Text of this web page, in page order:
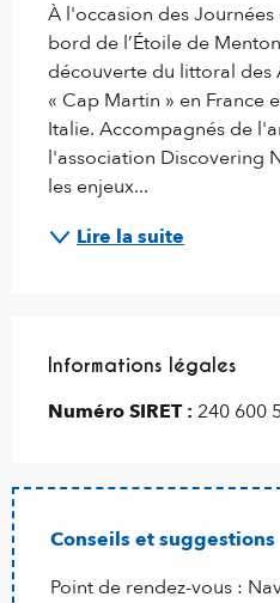
À l'occasion des
bord de l’Étoile de
découverte du littoral des
« Cap Martin » en France
Italie. Accompagnés de
l'association Discovering
les enjeux...
Lire la suite
Informations légales
Informations légales
Numéro SIRET : 240 600
Conseils et suggestions
Point de rendez-vous :